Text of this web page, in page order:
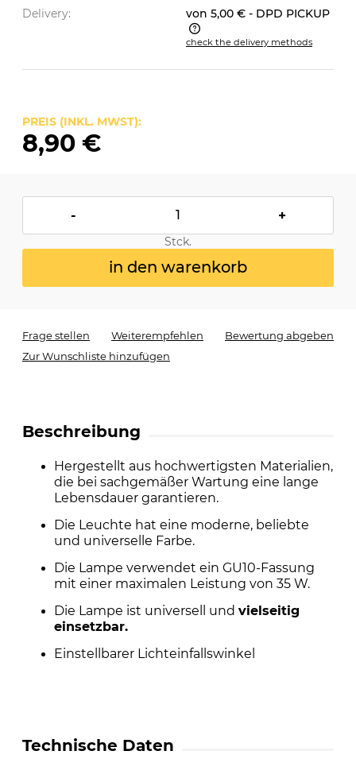
Delivery:
von 5,00 € - DPD PICKUP
The price does not include any possible payment
check the delivery methods
PREIS (INKL. MWST):
8,90 €
- +
Stck.
in den warenkorb
Frage stellen Weiterempfehlen
Bewertung abgeben
Zur Wunschliste hinzufügen
Beschreibung
Hergestellt aus hochwertigsten Materialien,
die bei sachgemäßer Wartung eine lange
Lebensdauer garantieren.
Die Leuchte hat eine moderne, beliebte
und universelle Farbe.
Die Lampe verwendet ein GU10-Fassung
mit einer maximalen Leistung von 35 W.
Die Lampe ist universell und vielseitig
einsetzbar.
Einstellbarer Lichteinfallswinkel
Technische Daten